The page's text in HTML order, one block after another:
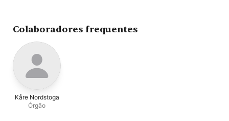
Colaboradores frequentes
Kåre Nordstoga
Órgão